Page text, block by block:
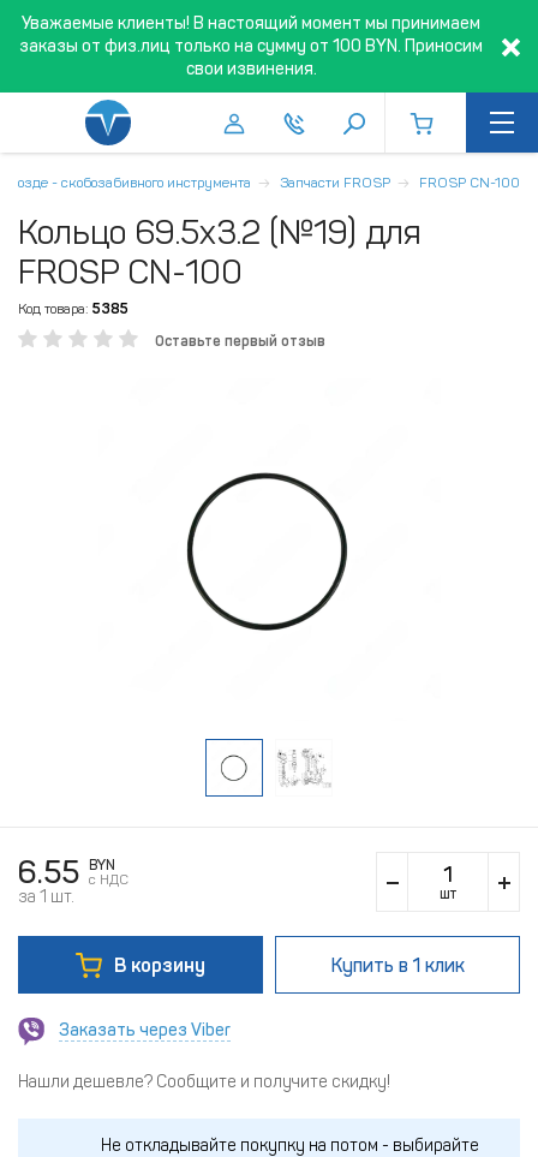
Уважаемые клиенты! В настоящий момент мы принимаем
заказы от физ.лиц только на сумму от 100 BYN. Приносим
свои извинения.
- скобозабивного инструмента Запчасти FROSP FROSP CN-100
Кольцо 69.5x3.2 (№19) для
FROSP CN-100
Код товара: 5385
Оставьте первый отзыв
6.55
BYN
c НДС
за 1 шт. шт
В корзину Купить в 1 клик
Заказать через Viber
Нашли дешевле? Сообщите и получите скидку!
Не откладывайте покупку на потом - выбирайте